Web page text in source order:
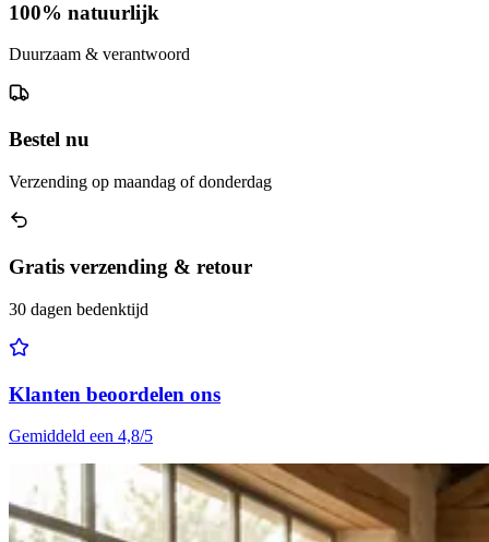
100% natuurlijk
Duurzaam & verantwoord
Bestel nu
Verzending op maandag of donderdag
Gratis verzending & retour
30 dagen bedenktijd
Klanten beoordelen ons
Gemiddeld een 4,8/5